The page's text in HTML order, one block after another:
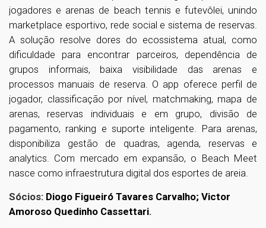
jogadores e arenas de beach tennis e futevôlei, unindo
marketplace esportivo, rede social e sistema de reservas.
A solução resolve dores do ecossistema atual, como
dificuldade para encontrar parceiros, dependência de
grupos informais, baixa visibilidade das arenas e
processos manuais de reserva. O app oferece perfil de
jogador, classificação por nível, matchmaking, mapa de
arenas, reservas individuais e em grupo, divisão de
pagamento, ranking e suporte inteligente. Para arenas,
disponibiliza gestão de quadras, agenda, reservas e
analytics. Com mercado em expansão, o Beach Meet
nasce como infraestrutura digital dos esportes de areia.
Sócios: Diogo Figueiró Tavares Carvalho; Victor
Amoroso Quedinho Cassettari.